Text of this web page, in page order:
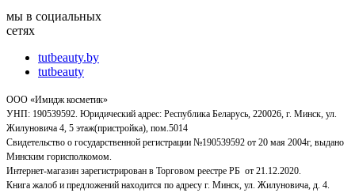
мы в социальных
сетях
tutbeauty.by
tutbeauty
ООО «Имидж косметик»
УНП: 190539592. Юридический адрес: Республика Беларусь, 220026, г. Минск, ул.
Жилуновича 4, 5 этаж(пристройка), пом.5014
Свидетельство о государственной регистрации №190539592 от 20 мая 2004г, выдано
Минским горисполкомом.
Интернет-магазин зарегистрирован в Торговом реестре РБ от 21.12.2020.
Книга жалоб и предложений находится по адресу г. Минск, ул. Жилуновича, д. 4.